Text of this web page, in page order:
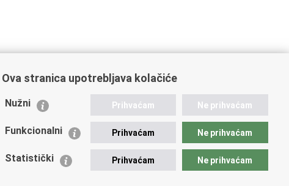
Važne poveznice
Ministarstvo unutarnjih poslova
Udruge
Policijska akademija
Ova stranica upotrebljava kolačiće
Nužni Prihvaćam Ne prihvaćam
Funkcionalni Prihvaćam Ne prihvaćam
Statistički Prihvaćam Ne prihvaćam